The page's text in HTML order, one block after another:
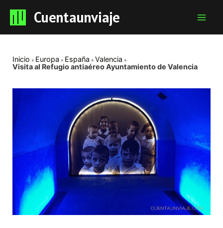
Cuentaunviaje
Inicio Europa España
Valencia
Visita al Refugio antiaéreo Ayuntamiento de Valencia